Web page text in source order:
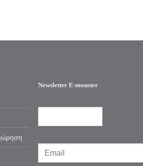
Newsletter E-monster